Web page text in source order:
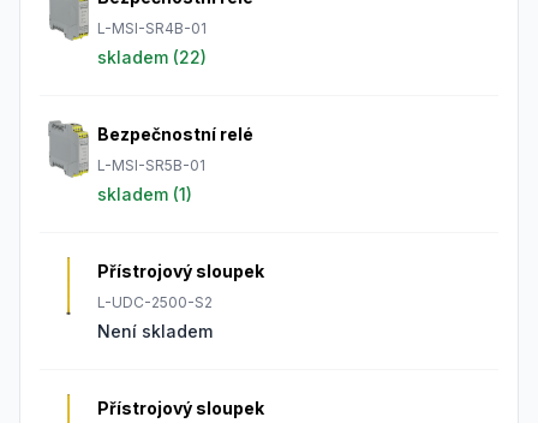
L-MSI-SR4B-01
skladem (22)
Bezpečnostní relé
L-MSI-SR5B-01
skladem (1)
Přístrojový sloupek
L-UDC-2500-S2
Není skladem
Přístrojový sloupek